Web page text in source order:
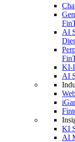
AI
KI-
AI
KI
AI